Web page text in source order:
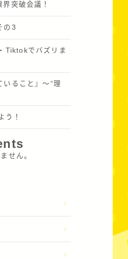
突破会議！
の3
Tiktokでバズリま
いること』〜“理
う！
せん。